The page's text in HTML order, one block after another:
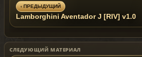
- Two
- Random Parts.
Replaces: any car
‹ ПРЕДЫДУЩИЙ
Lamborghini Aventador J [RIV] v1.0
СЛЕДУЮЩИЙ МАТЕРИАЛ